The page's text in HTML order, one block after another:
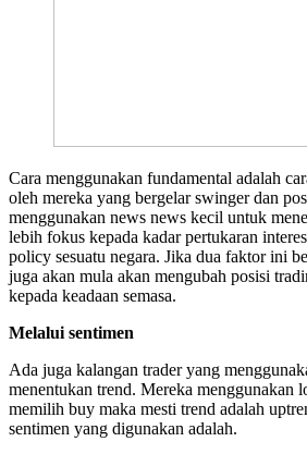
Cara menggunakan fundamental adalah
oleh mereka yang bergelar swinger dan
menggunakan news news kecil untuk
lebih fokus kepada kadar pertukaran
policy sesuatu negara. Jika dua faktor ini
juga akan mula akan mengubah posisi
kepada keadaan semasa.
Melalui sentimen
Ada juga kalangan trader yang
menentukan trend. Mereka menggunakan
memilih buy maka mesti trend adalah
sentimen yang digunakan adalah.